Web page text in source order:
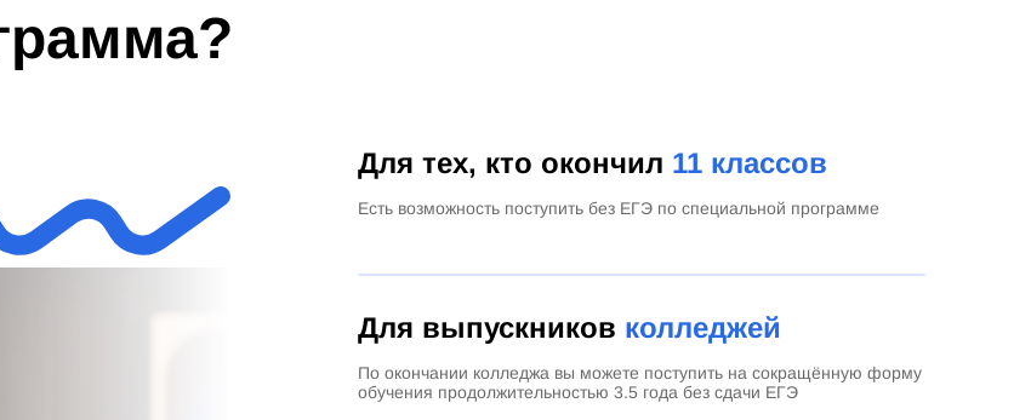
Для тех, кто окончил 11 классов
Есть возможность поступить без ЕГЭ по специальной программе
Для выпускников колледжей
По окончании колледжа вы можете поступить на сокращённую форму
обучения продолжительностью 3.5 года без сдачи ЕГЭ